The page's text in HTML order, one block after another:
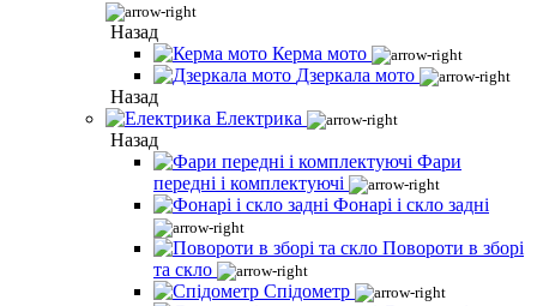
Назад
Керма мото
Дзеркала мото
Назад
Електрика
Назад
Фари
передні і комплектуючі
Фонарі і скло задні
Повороти в зборі
та скло
Спідометр